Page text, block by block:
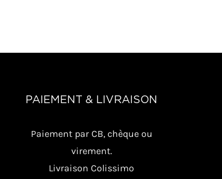
PAIEMENT & LIVRAISON
Paiement par CB, chèque ou
virement.
Livraison Colissimo